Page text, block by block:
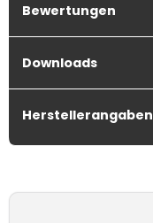
Bewertungen
Downloads
Herstellerangaben